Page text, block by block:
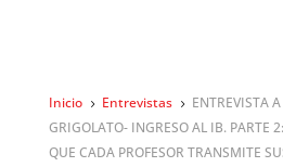
Inicio 5 Entrevistas 5
ENTREVISTA
GRIGOLATO- INGRESO AL IB. PARTE
QUE CADA PROFESOR TRANSMITE